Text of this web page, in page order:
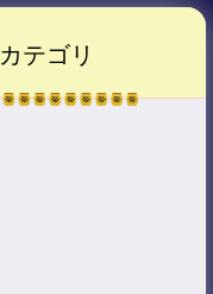
カテゴリ